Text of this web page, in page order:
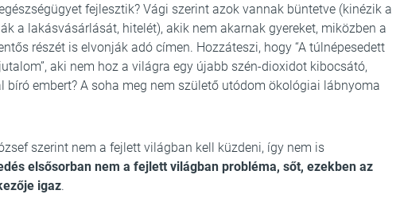
fejlesztik? Vági szerint azok vannak büntetve (kinézik a
a lakásvásárlását, hitelét), akik nem akarnak gyereket, miközben a
részét is elvonják adó címen. Hozzáteszi, hogy “A túlnépesedett
aki nem hoz a világra egy újabb szén-dioxidot kibocsátó,
embert? A soha meg nem születő utódom ökológiai lábnyoma
szerint nem a fejlett világban kell küzdeni, így nem is
elsősorban nem a fejlett világban probléma, sőt, ezekben az
igaz.